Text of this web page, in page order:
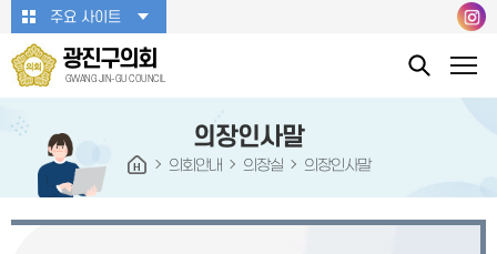
본문바로가기주요 사이트
광진구의회
GWANG JIN-GU COUNCIL
의장인사말
의회안내 의장실 의장인사말